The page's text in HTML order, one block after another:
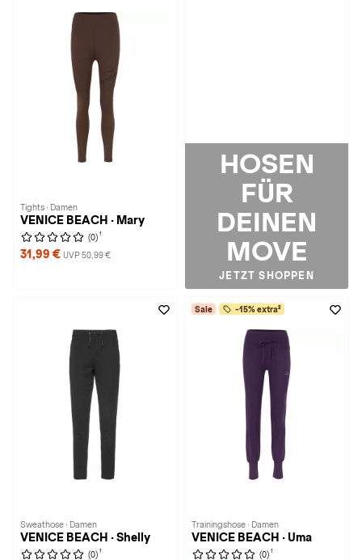
Tights · Damen
VENICE BEACH · Mary
(0) 1
31,99 € UVP 50,99 €
HOSEN
FÜR
DEINEN
MOVE
JETZT SHOPPEN
Sweathose · Damen
VENICE BEACH · Shelly
(0) 1
Sale -15% extra²
Trainingshose · Damen
VENICE BEACH · Uma
(0) 1